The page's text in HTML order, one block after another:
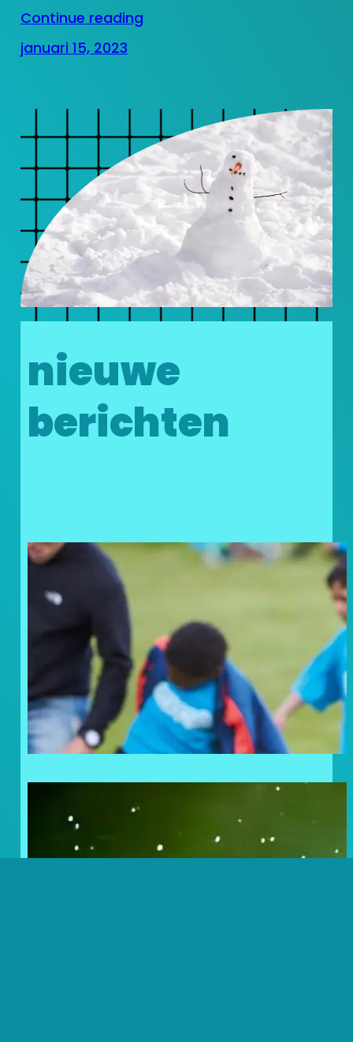
Continue reading
januari 15, 2023
nieuwe
berichten
Doneer uw statiegeldbonnen
en geef kinderen in nood een
steuntje in de rug!